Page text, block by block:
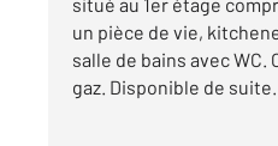
un pièce de vie,
salle de bains avec
gaz. Disponible de suite.